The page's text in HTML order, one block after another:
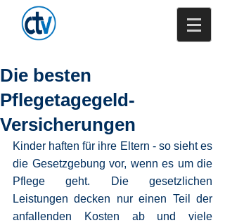
Die besten
Pflegetagegeld-
Versicherungen
Kinder haften für ihre Eltern - so sieht es
die Gesetzgebung vor, wenn es um die
Pflege geht. Die gesetzlichen
Leistungen decken nur einen Teil der
anfallenden Kosten ab und viele